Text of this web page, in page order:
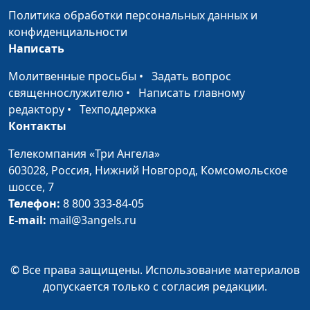
Зачем нужен
священник?
Павел Гончар,
Возьму ли я на Небеса
свой характер?
Валерий Малышев,
Геенна огненная в
Библии
Валерий Малышев,
Павел Гончар,
священнослужитель,
магистр богословия
Политика обработки персональных данных и
конфиденциальности
Написать
Молитвенные просьбы • Задать вопрос
священнослужителю • Написать главному
редактору • Техподдержка
Контакты
Телекомпания «Три Ангела»
603028, Россия, Нижний Новгород, Комсомольское
шоссе, 7
Телефон: 8 800 333-84-05
E-mail: mail@3angels.ru
© Все права защищены. Использование материалов
допускается только с согласия редакции.